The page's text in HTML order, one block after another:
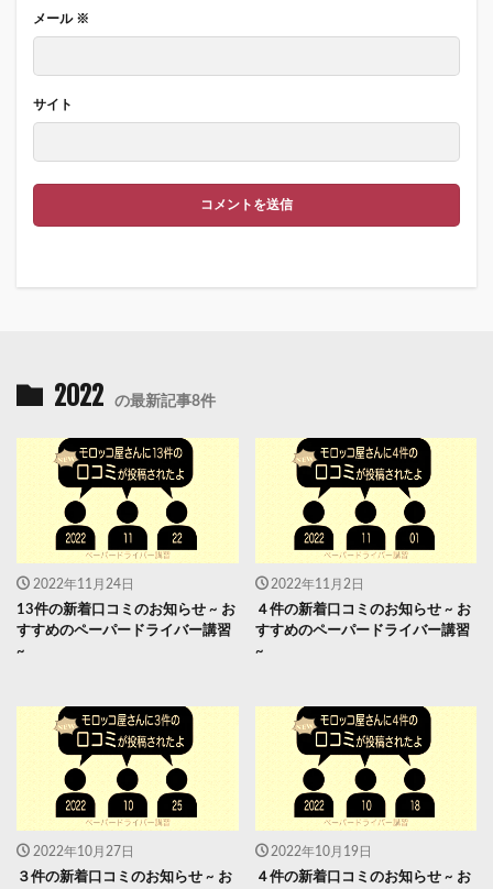
メール ※
サイト
2022 の最新記事8件
2022年11月24日
13件の新着口コミのお知らせ ~ お
すすめのペーパードライバー講習
~
2022年11月2日
４件の新着口コミのお知らせ ~ お
すすめのペーパードライバー講習
~
2022年10月27日
３件の新着口コミのお知らせ ~ お
2022年10月19日
４件の新着口コミのお知らせ ~ お